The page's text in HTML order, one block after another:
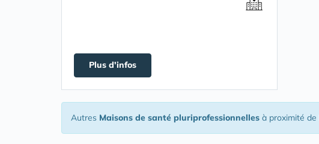
Plus d'infos
Autres Maisons de santé pluriprofessionnelles à proximité de